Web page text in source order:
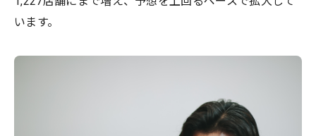
います。